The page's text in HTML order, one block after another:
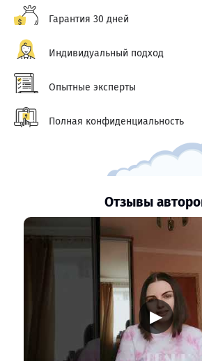
Гарантия 30 дней
Индивидуальный подход
Опытные эксперты
Полная конфиденциальность
Отзывы
▶